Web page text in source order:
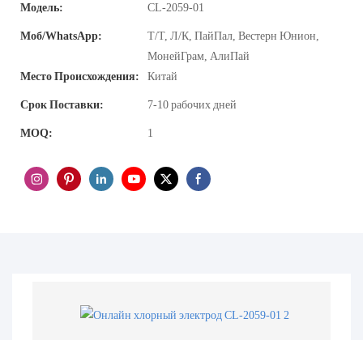
Модель: CL-2059-01
Моб/WhatsApp:
Т/Т, Л/К, ПайПал, Вестерн Юнион,
МонейГрам, АлиПай
Место Происхождения:
Китай
Срок Поставки: 7-10 рабочих дней
MOQ: 1